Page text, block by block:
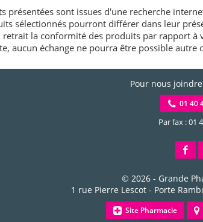
présentées sont issues d'une recherche
sélectionnés pourront différer dans leur
la conformité des produits par rapport
aucun échange ne pourra être possible
Pour nous
01 40
Par fax : 01
© 2026 - Grande
1 rue Pierre Lescot - Porte
Site Pharmacie